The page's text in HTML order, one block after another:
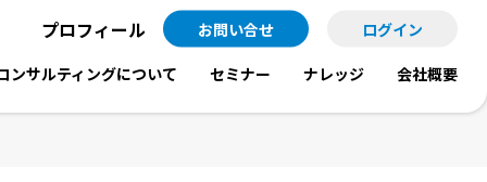
プロフィール お問い合せ ログイン
ンサルティングについて
ンサルティングメニュー
セミナー
セミナー情報
ナレッジ
会社診断
会社概要